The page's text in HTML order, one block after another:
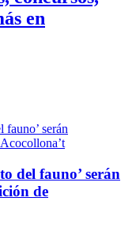
en
del fauno’ serán
de